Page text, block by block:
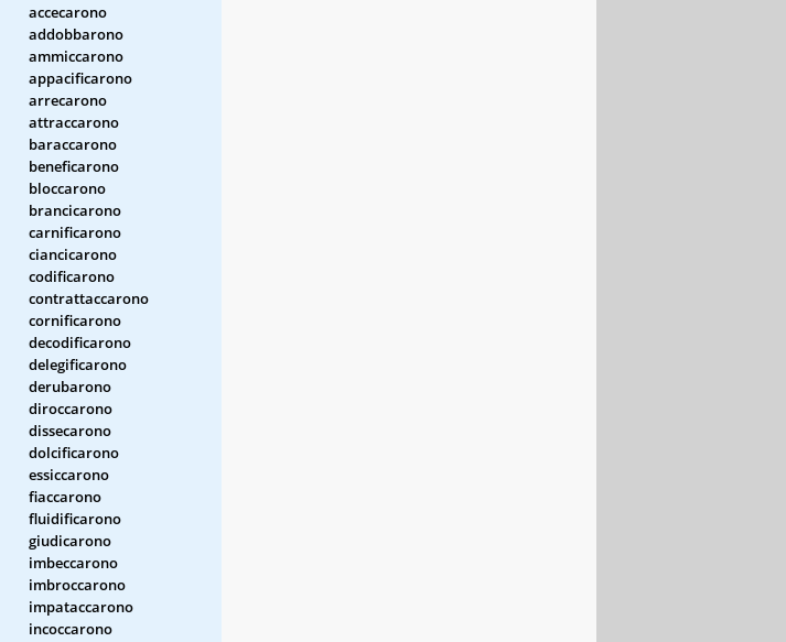
accecarono
addobbarono
ammiccarono
appacificarono
arrecarono
attraccarono
baraccarono
beneficarono
bloccarono
brancicarono
carnificarono
ciancicarono
codificarono
contrattaccarono
cornificarono
decodificarono
delegificarono
derubarono
diroccarono
dissecarono
dolcificarono
essiccarono
fiaccarono
fluidificarono
giudicarono
imbeccarono
imbroccarono
impataccarono
incoccarono